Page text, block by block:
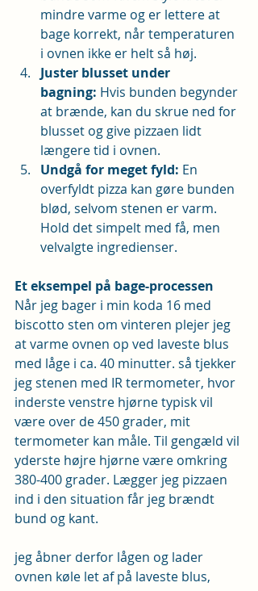
mindre varme og er lettere at
bage korrekt, når temperaturen
i ovnen ikke er helt så høj.
Juster blusset under
bagning: Hvis bunden begynder
at brænde, kan du skrue ned for
blusset og give pizzaen lidt
længere tid i ovnen.
Undgå for meget fyld: En
overfyldt pizza kan gøre bunden
blød, selvom stenen er varm.
Hold det simpelt med få, men
velvalgte ingredienser.
Et eksempel på bage-processen
Når jeg bager i min koda 16 med
biscotto sten om vinteren plejer jeg
at varme ovnen op ved laveste blus
med låge i ca. 40 minutter. så tjekker
jeg stenen med IR termometer, hvor
inderste venstre hjørne typisk vil
være over de 450 grader, mit
termometer kan måle. Til gengæld vil
yderste højre hjørne være omkring
380-400 grader. Lægger jeg pizzaen
ind i den situation får jeg brændt
bund og kant.
jeg åbner derfor lågen og lader
ovnen køle let af på laveste blus,